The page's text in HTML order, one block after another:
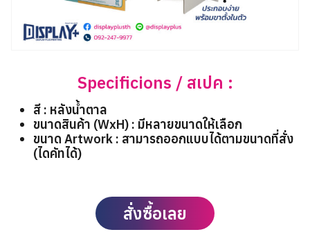
Specificions / สเปค :
สี : หลังน้ำตาล
ขนาดสินค้า (WxH) : มีหลายขนาดให้เลือก
ขนาด Artwork : สามารถออกแบบได้ตามขนาดที่สั่ง
(ไดคัทได้)
สั่งซื้อเลย